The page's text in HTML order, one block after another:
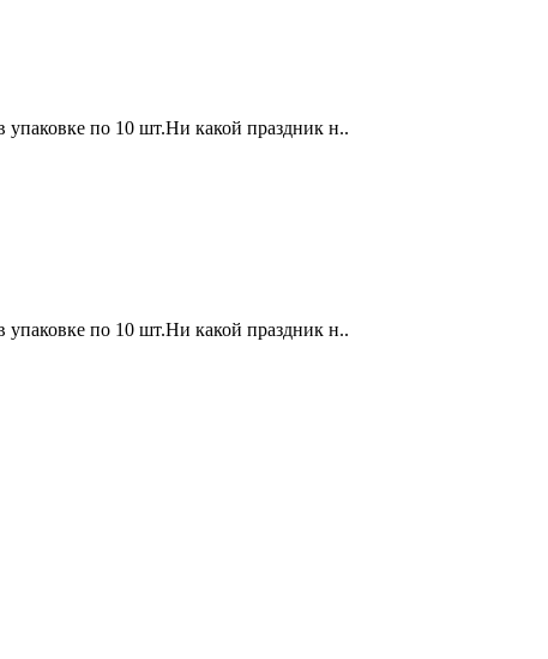
упаковке по 10 шт.Ни какой праздник н..
упаковке по 10 шт.Ни какой праздник н..